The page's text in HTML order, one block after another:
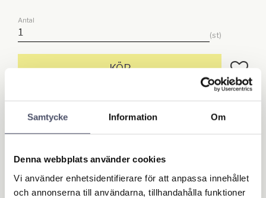
Samtycke Information Om
Denna webbplats använder cookies
Vi använder enhetsidentifierare för att anpassa innehållet
och annonserna till användarna, tillhandahålla funktioner
Antal
st
KÖP Lägg
Artikelnr
15261
Rör i stål